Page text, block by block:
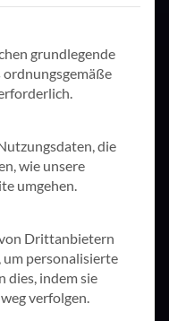
DER IHK
des IHK
Besser als das
Ein zentrales
Perspektive auf
den Mittelstand in
Karlsruhe
KI im Mittelstand
für die eine
grundlegende
die
wie unsere
umgehen.
Drittanbietern
personalisierte
dies, indem sie
verfolgen.